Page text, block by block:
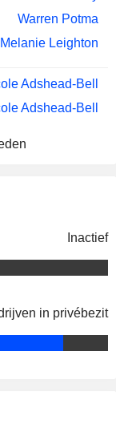
Warren Potma
Melanie Leighton
Adshead-Bell
Adshead-Bell
Inactief
in privébezit